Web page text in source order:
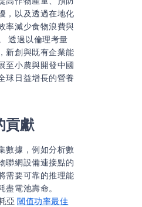
，以及透過在地化
率減少食物浪費與
透過以倫理考量
新創與既有企業能
至小農與開發中國
球日益增長的營養
貢獻
數據，例如分析數
聯網設備連接點的
需要可靠的推理能
盡電池壽命。
亞閾值功率最佳